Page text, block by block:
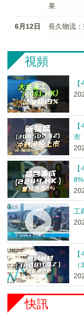
果
6月12日 長久物流
視頻
市
工
快訊